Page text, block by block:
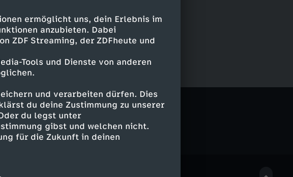
ermöglicht uns, dein Erlebnis im
anzubieten. Dabei
ZDF Streaming, der ZDFheute und
Tools und Dienste von anderen
und verarbeiten dürfen. Dies
du deine Zustimmung zu unserer
du legst unter
gibst und welchen nicht.
für die Zukunft in deinen
Kind